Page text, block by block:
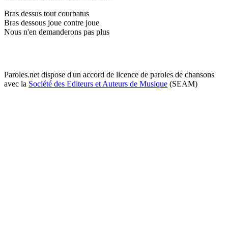
Bras dessus tout courbatus
Bras dessous joue contre joue
Nous n'en demanderons pas plus
Paroles.net dispose d'un accord de licence de paroles de chansons
avec la Société des Editeurs et Auteurs de Musique (SEAM)